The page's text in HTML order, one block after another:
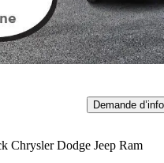
Occasion
Demande d’info
Chrysler Dodge Jeep Ram